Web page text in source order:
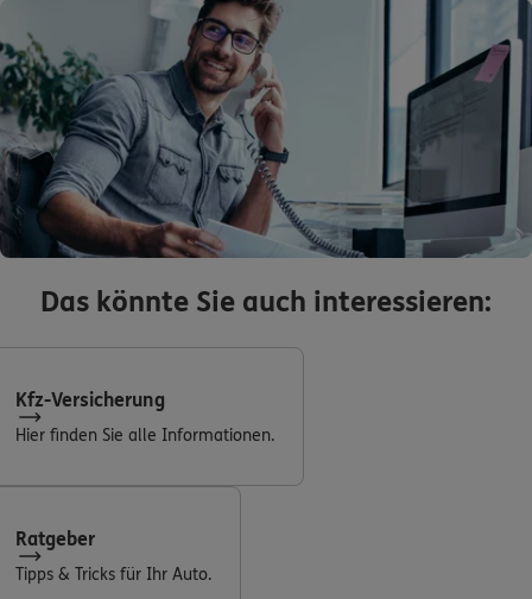
Das könnte Sie auch interessieren:
Kfz-Versicherung
Hier finden Sie alle Informationen.
Ratgeber
Tipps & Tricks für Ihr Auto.